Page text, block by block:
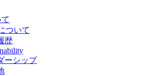
ついて
歴
ーシップ